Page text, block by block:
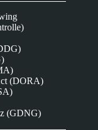
(DORA)
(GDNG)